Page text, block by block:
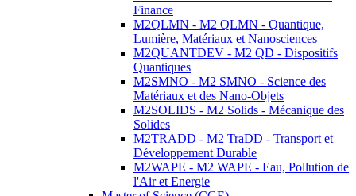
Finance
M2QLMN - M2 QLMN - Quantique,
Lumière, Matériaux et Nanosciences
M2QUANTDEV - M2 QD - Dispositifs
Quantiques
M2SMNO - M2 SMNO - Science des
Matériaux et des Nano-Objets
M2SOLIDS - M2 Solids - Mécanique des
Solides
M2TRADD - M2 TraDD - Transport et
Développement Durable
M2WAPE - M2 WAPE - Eau, Pollution de
l'Air et Energie